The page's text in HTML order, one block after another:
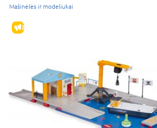
Mašinėlės ir modeliukai
IŠPARDAVIMAS